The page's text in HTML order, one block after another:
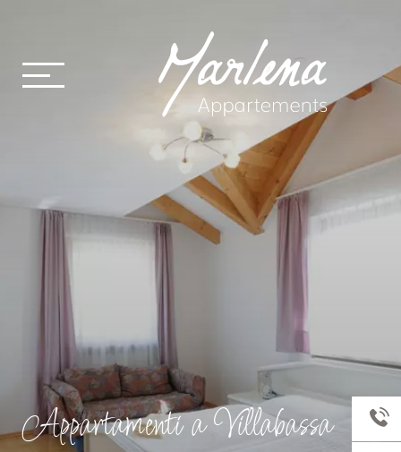
Appartamenti a Villabassa